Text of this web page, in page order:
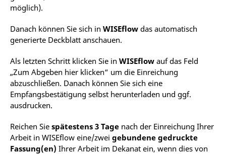
möglich).
Danach können Sie sich in WISEflow das automatisch
generierte Deckblatt anschauen.
Als letzten Schritt klicken Sie in WISEflow auf das Feld
„Zum Abgeben hier klicken“ um die Einreichung
abzuschließen. Danach können Sie sich eine
Empfangsbestätigung selbst herunterladen und ggf.
ausdrucken.
Reichen Sie spätestens 3 Tage nach der Einreichung Ihrer
Arbeit in WISEflow eine/zwei gebundene gedruckte
Fassung(en) Ihrer Arbeit im Dekanat ein, wenn dies von